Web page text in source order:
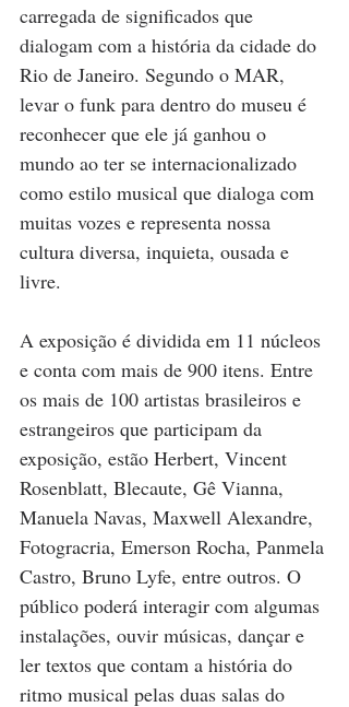
carregada de significados que
dialogam com a história da cidade do
Rio de Janeiro. Segundo o MAR,
levar o funk para dentro do museu é
reconhecer que ele já ganhou o
mundo ao ter se internacionalizado
como estilo musical que dialoga com
muitas vozes e representa nossa
cultura diversa, inquieta, ousada e
livre.
A exposição é dividida em 11 núcleos
e conta com mais de 900 itens. Entre
os mais de 100 artistas brasileiros e
estrangeiros que participam da
exposição, estão Herbert, Vincent
Rosenblatt, Blecaute, Gê Vianna,
Manuela Navas, Maxwell Alexandre,
Fotogracria, Emerson Rocha, Panmela
Castro, Bruno Lyfe, entre outros. O
público poderá interagir com algumas
instalações, ouvir músicas, dançar e
ler textos que contam a história do
ritmo musical pelas duas salas do